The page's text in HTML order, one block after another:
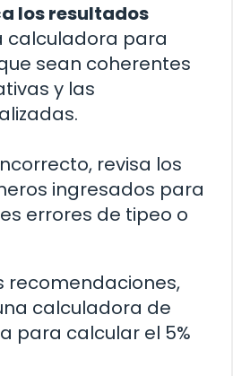
los resultados
calculadora para
sean coherentes
y las
revisa los
ingresados para
errores de tipeo o
recomendaciones,
calculadora de
para calcular el 5%